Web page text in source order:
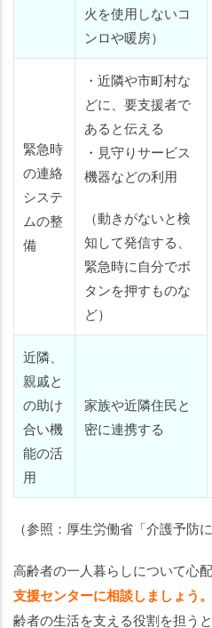
火を使用しないコ
ンロや暖房）
緊急時
の連絡
システ
ムの整
備
・近隣や市町村な
どに、要支援者で
あると伝える
・見守りサービス
機器などの利用
（動きがないと検
知して発信する、
緊急時に自分でボ
タンを押すものな
ど）
近隣、
親戚と
の助け
合い機
能の活
用
家族や近隣住民と
密に連携する
（参照：厚生労働省「介護予防
高齢者の一人暮らしについて心配
支援センターに相談しましょう。
齢者の生活を支える役割を担う